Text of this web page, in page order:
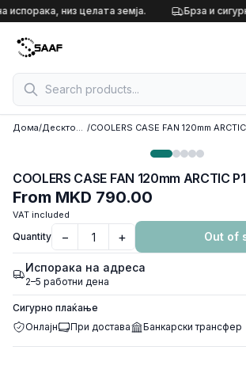
Skip to content
испорака, низ целата земја. Брза и
Дома/ Десктоп кулери /
From MKD 790.00
VAT included
Quantity − + Out of
Испорака на адреса
2–5 работни дена
Сигурно плаќање
Онлајн
При достава Банкарски трансфер